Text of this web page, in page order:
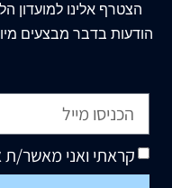
הצטרף אלינו למועדון
הודעות בדבר מבצעים
קראתי ואני מאשר/